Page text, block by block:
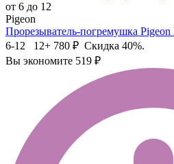
от 6 до 12
Pigeon
Прорезыватель-погремушка Pigeon
6-12 12+ 780 ₽ Скидка 40%.
Вы экономите 519 ₽